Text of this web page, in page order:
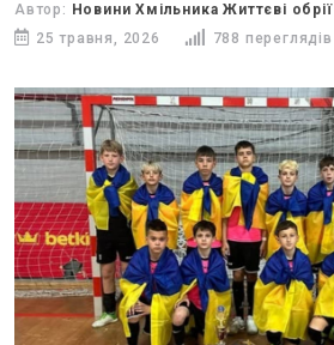
Автор: Новини Хмільника Життєві обрії
25 травня, 2026
788 переглядів